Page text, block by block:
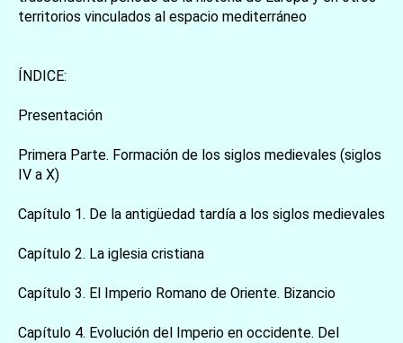
territorios vinculados al espacio mediterráneo
ÍNDICE:
Presentación
Primera Parte. Formación de los siglos medievales (siglos
IV a X)
Capítulo 1. De la antigüedad tardía a los siglos medievales
Capítulo 2. La iglesia cristiana
Capítulo 3. El Imperio Romano de Oriente. Bizancio
Capítulo 4. Evolución del Imperio en occidente. Del